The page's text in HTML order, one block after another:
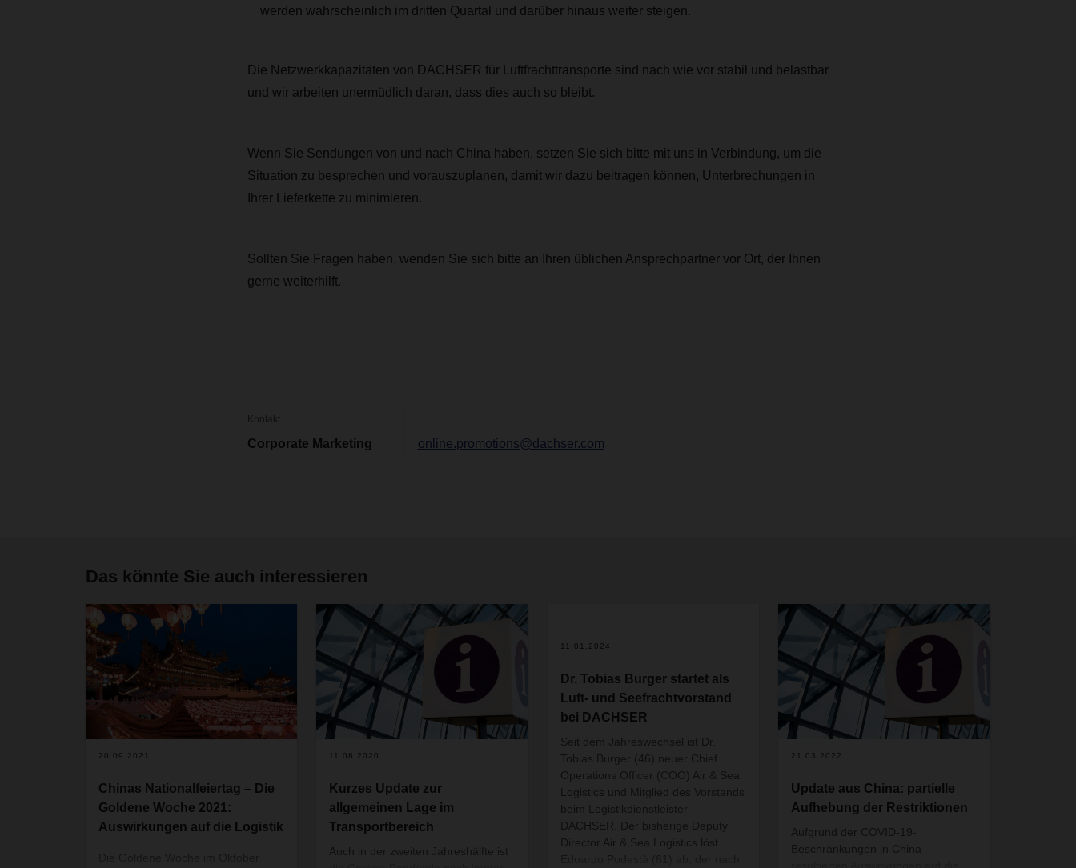
werden wahrscheinlich im dritten Quartal und darüber hinaus weiter steigen.
Die Netzwerkkapazitäten von DACHSER für Luftfrachttransporte sind nach wie vor stabil und belastbar
und wir arbeiten unermüdlich daran, dass dies auch so bleibt.
Wenn Sie Sendungen von und nach China haben, setzen Sie sich bitte mit uns in Verbindung, um die
Situation zu besprechen und vorauszuplanen, damit wir dazu beitragen können, Unterbrechungen in
Ihrer Lieferkette zu minimieren.
Sollten Sie Fragen haben, wenden Sie sich bitte an Ihren üblichen Ansprechpartner vor Ort, der Ihnen
gerne weiterhilft.
Kontakt
Corporate Marketing online.promotions@dachser.com
Das könnte Sie auch interessieren
20.09.2021
Chinas Nationalfeiertag – Die
Goldene Woche 2021:
Auswirkungen auf die Logistik
11.08.2020
Kurzes Update zur
allgemeinen Lage im
Transportbereich
Auch in der zweiten Jahreshälfte ist
11.01.2024
Dr. Tobias Burger startet als
Luft- und Seefrachtvorstand
bei DACHSER
Seit dem Jahreswechsel ist Dr.
Tobias Burger (46) neuer Chief
Operations Officer (COO) Air & Sea
Logistics und Mitglied des Vorstands
beim Logistikdienstleister
DACHSER. Der bisherige Deputy
Director Air & Sea Logistics löst
21.03.2022
Update aus China: partielle
Aufhebung der Restriktionen
Aufgrund der COVID-19-
Beschränkungen in China